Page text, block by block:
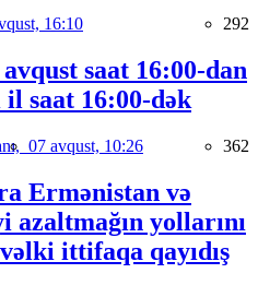
16:10 292
saat 16:00-dan
il saat 16:00-dək
07 avqust, 10:26 362
Ermənistan və
yollarını
ittifaqa qayıdış